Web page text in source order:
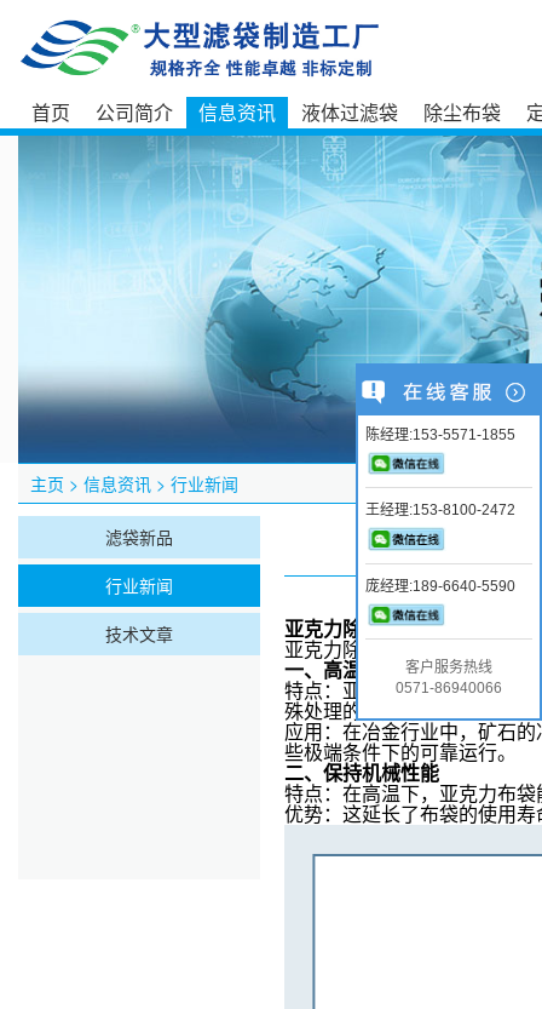
首页 公司简介 信息资讯 液体过滤袋 除尘布袋
主页 > 信息资讯 > 行业新闻
滤袋新品
行业新闻
技术文章
亚克力除尘布袋在冶金行业的
亚克力除尘布袋在冶金行业
一、高温稳定性
特点 ：亚克力除尘布袋能够
殊处理的亚克力除尘布袋瞬间
应用 ：在冶金行业中，矿石
些极端条件下的可靠运行。
二、保持机械性能
特点 ：在高温下，亚克力布
优势：这延长了布袋的使用
陈经理:153-5571-1855
王经理:153-8100-2472
庞经理:189-6640-5590
客户服务热线
0571-86940066